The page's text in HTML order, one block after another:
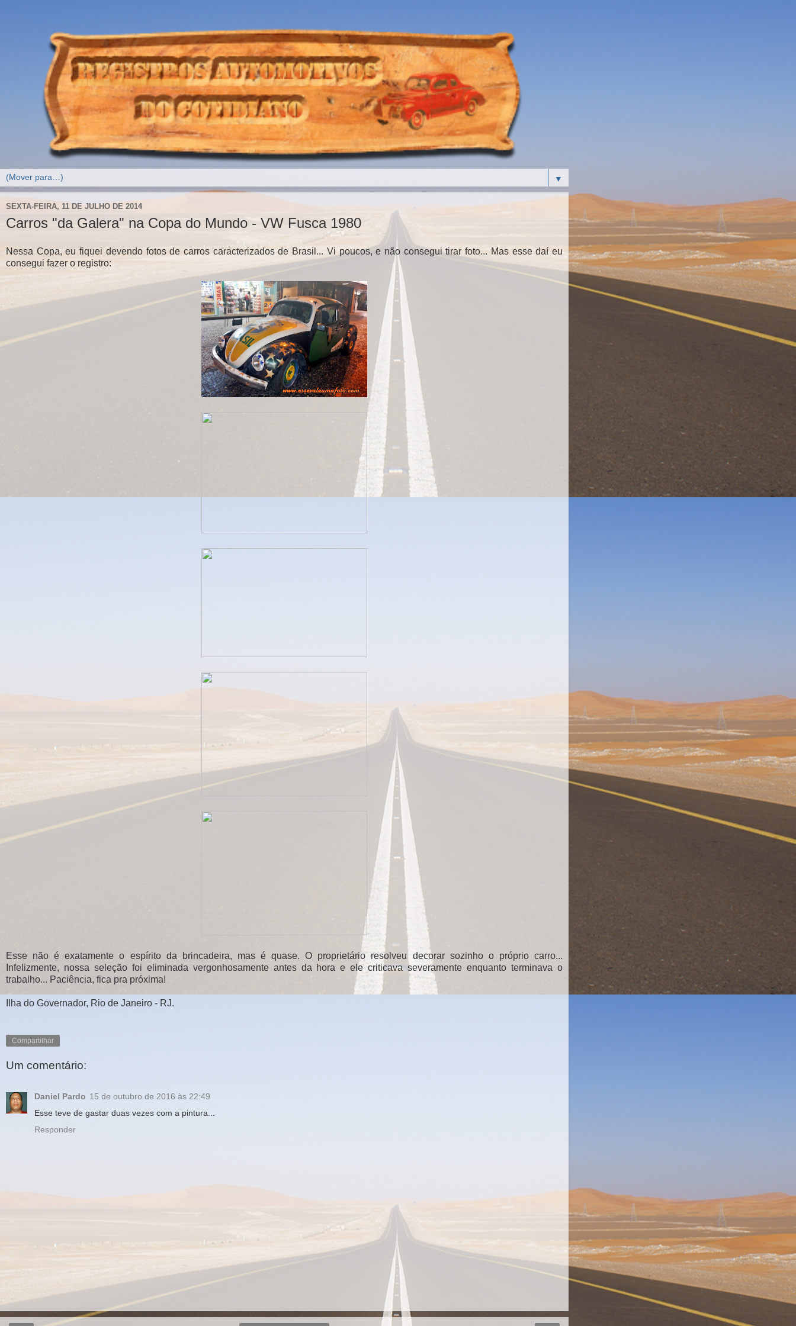
▼
SEXTA-FEIRA, 11 DE JULHO DE 2014
Carros "da Galera" na Copa do Mundo - VW Fusca 1980
Nessa Copa, eu fiquei devendo fotos de carros caracterizados de Brasil... Vi poucos, e não consegui tirar foto... Mas esse daí eu
consegui fazer o registro:
Esse não é exatamente o espírito da brincadeira, mas é quase. O proprietário resolveu decorar sozinho o próprio carro...
Infelizmente, nossa seleção foi eliminada vergonhosamente antes da hora e ele criticava severamente enquanto terminava o
trabalho... Paciência, fica pra próxima!
Ilha do Governador, Rio de Janeiro - RJ.
Compartilhar
Um comentário:
Daniel Pardo 15 de outubro de 2016 às 22:49
Esse teve de gastar duas vezes com a pintura...
Responder